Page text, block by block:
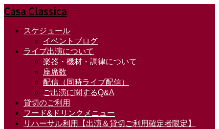
Casa Classica
スケジュール
イベントブログ
ライブ出演について
楽器・機材・調律について
座席数
配信（同時ライブ配信）
ご出演に関するQ&A
貸切のご利用
フード&ドリンクメニュー
リハーサル利用【出演＆貸切ご利用確定者限定】